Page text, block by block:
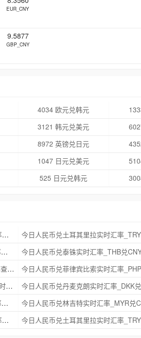
EUR_CNY
9.5877
GBP_CNY
4034 欧元兑韩元
3121 韩元兑美元
8972 英镑兑日元
1047 日元兑美元
525 日元兑韩元
今日人民币兑挪威克朗实时汇率_NOK兑CNY实时汇率查询 2025年09月21日
今日人民币兑南非兰特实时汇率_ZAR兑CNY实时汇率查询 2025年09月21日
今日人民币兑瑞典克朗实时汇率_SEK兑CNY实时汇率查询 2025年09月21日
今日人民币兑印度尼西亚卢比实时汇率_IDR兑CNY实时汇率查询 2025年09月21日
今日人民币兑新西兰元实时汇率_NZD兑CNY实时汇率查询 2025年09月21日
今日人民币兑挪威克朗实时汇率_NOK兑CNY实时汇率查询 2025年09月21日